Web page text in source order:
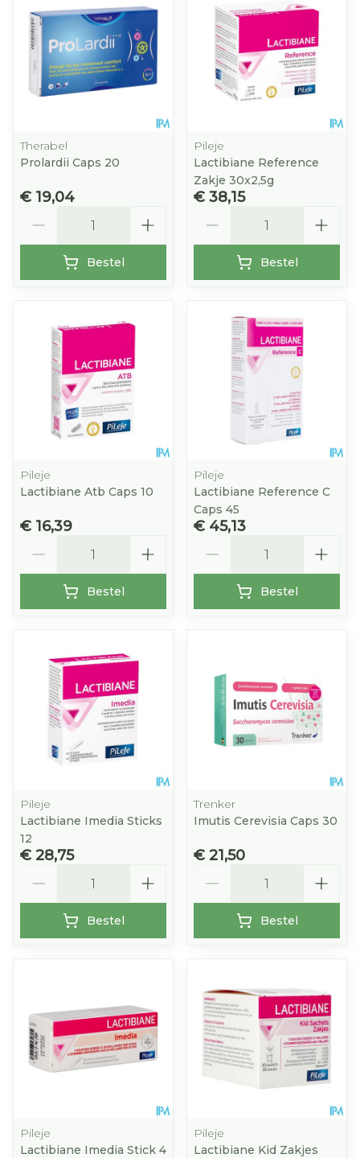
Therabel
Prolardii Caps 20
€ 19,04
Bestel
Pileje
Lactibiane Reference
Zakje 30x2,5g
€ 38,15
Bestel
Pileje
Lactibiane Atb Caps 10
€ 16,39
Bestel
Pileje
Lactibiane Reference C
Caps 45
€ 45,13
Bestel
Pileje
Lactibiane Imedia Sticks
12
€ 28,75
Bestel
Trenker
Imutis Cerevisia Caps 30
€ 21,50
Bestel
Pileje
Lactibiane Imedia Stick 4
Pileje
Lactibiane Kid Zakjes